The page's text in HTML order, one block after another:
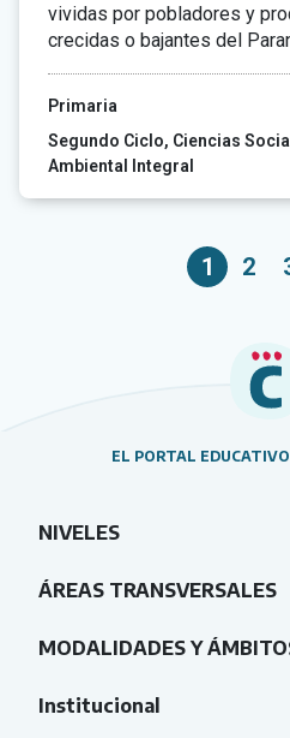
vividas por pobladores y
crecidas o bajantes del
Primaria
Segundo Ciclo Ciencias
Ambiental Integral
1 2
EL PORTAL
NIVELES
ÁREAS TRANSVERSALES
MODALIDADES Y
Institucional